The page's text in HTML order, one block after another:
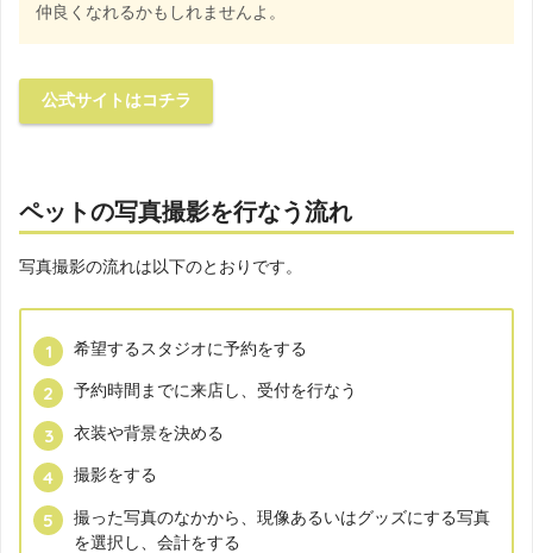
仲良くなれるかもしれませんよ。
公式サイトはコチラ
ペットの写真撮影を行なう流れ
写真撮影の流れは以下のとおりです。
希望するスタジオに予約をする
予約時間までに来店し、受付を行なう
衣装や背景を決める
撮影をする
撮った写真のなかから、現像あるいはグッズにする写真
を選択し、会計をする